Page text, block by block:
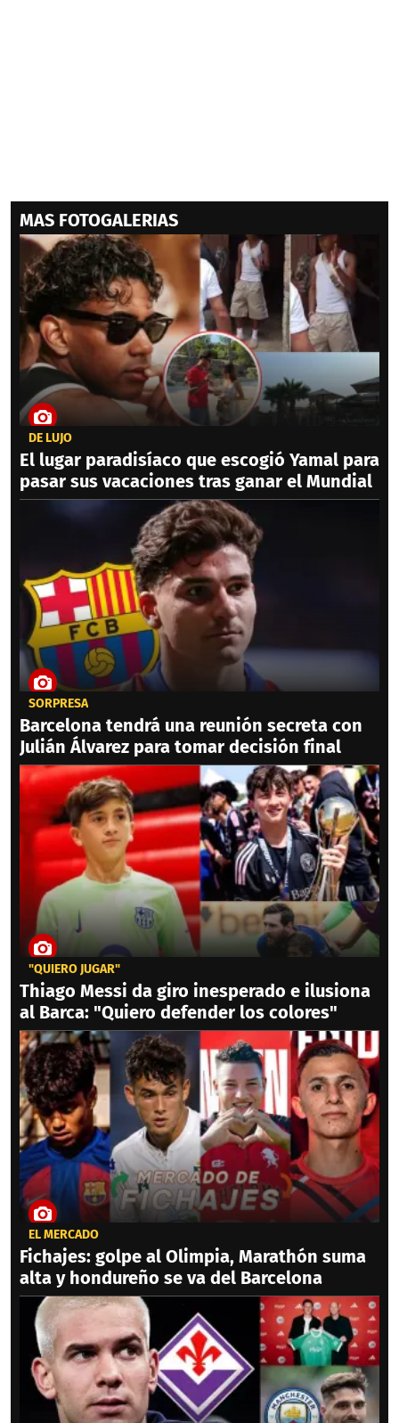
MAS FOTOGALERIAS
DE LUJO
El lugar paradisíaco que escogió Yamal para
pasar sus vacaciones tras ganar el Mundial
SORPRESA
Barcelona tendrá una reunión secreta con
Julián Álvarez para tomar decisión final
"QUIERO JUGAR"
Thiago Messi da giro inesperado e ilusiona
al Barca: "Quiero defender los colores"
EL MERCADO
Fichajes: golpe al Olimpia, Marathón suma
alta y hondureño se va del Barcelona